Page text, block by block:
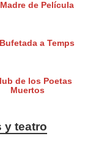
de Película
a Temps
de los Poetas
Muertos
y teatro